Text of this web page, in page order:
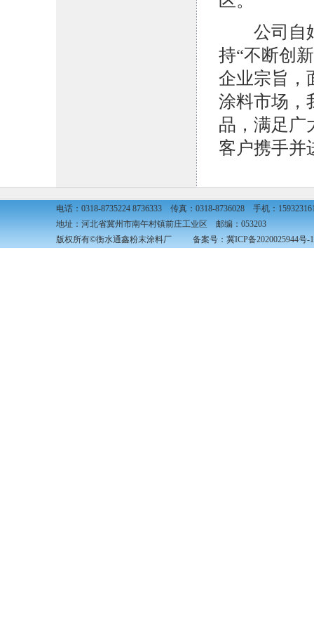
公司自
持“不断创
企业宗旨，
涂料市场，
品，满足广
客户携手并
电话：0318-8735224 8736333 传真：0318-8736028 手机：
地址：河北省冀州市南午村镇前庄工业区 邮编：053203
版权所有©衡水通鑫粉末涂料厂 备案号： 冀ICP备2020025944号-1